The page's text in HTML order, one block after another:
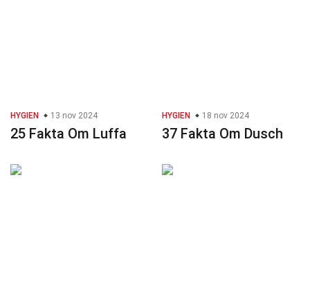
HYGIEN 13 nov 2024
25 Fakta Om Luffa
HYGIEN 18 nov 2024
37 Fakta Om Dusch